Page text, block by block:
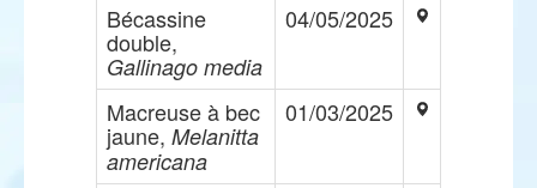
Bécassine
double,
Gallinago media
04/05/2025
Macreuse à bec
jaune, Melanitta
americana
01/03/2025